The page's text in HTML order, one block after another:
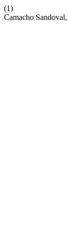
(1)
Camacho